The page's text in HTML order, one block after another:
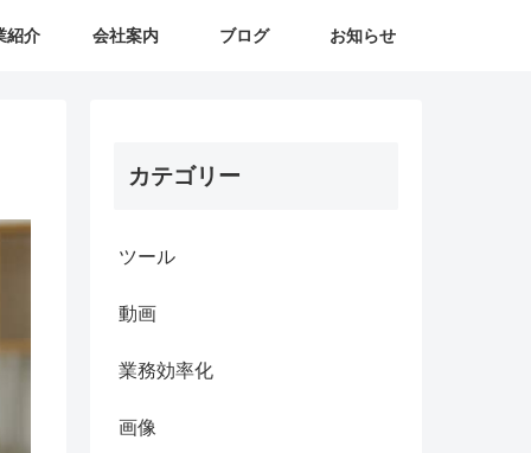
紹介 会社案内 ブログ お知らせ
カテゴリー
ツール
動画
業務効率化
画像